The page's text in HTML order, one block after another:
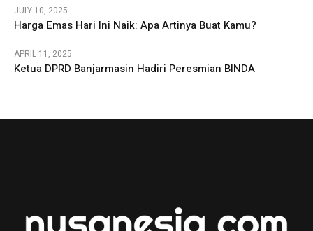
JULY 10, 2025
Harga Emas Hari Ini Naik: Apa Artinya Buat Kamu?
APRIL 11, 2025
Ketua DPRD Banjarmasin Hadiri Peresmian BINDA